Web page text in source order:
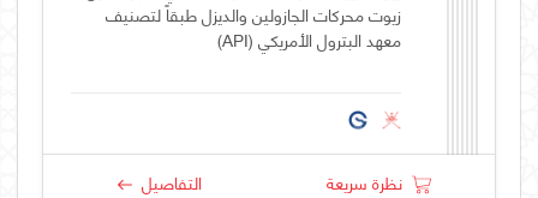
زيوت محركات الجازولين والديزل طبقاً لتصنيف
معهد البترول الأمريكي (API)
نظرة سريعة التفاصيل